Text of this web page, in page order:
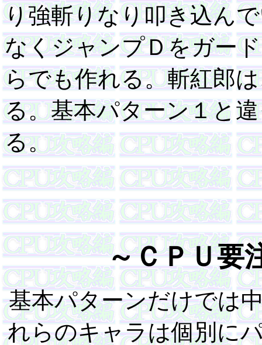
り強斬りなり叩き込ん
なくジャンプＤをガー
らでも作れる。斬紅郎
る。基本パターン１と
る。
～ＣＰＵ要
基本パターンだけでは
れらのキャラは個別に